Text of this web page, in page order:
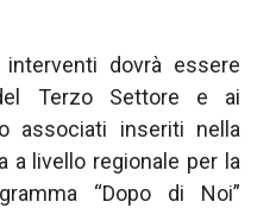
dovrà essere
Terzo Settore e ai
associati inseriti nella
a livello regionale per la
“Dopo di Noi”